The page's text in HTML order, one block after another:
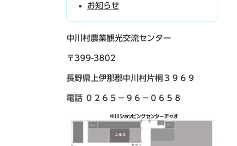
お知らせ
中川村農業観光交流センター
〒399-3802
長野県上伊那郡中川村片桐３９６９
電話 ０２６５－９６－０６５８